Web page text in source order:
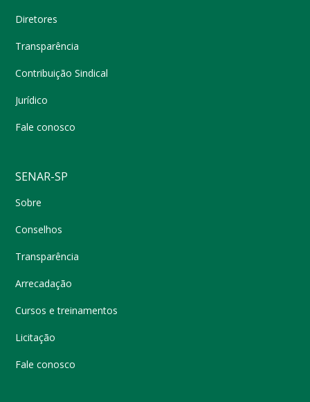
Diretores
Transparência
Contribuição Sindical
Jurídico
Fale conosco
SENAR-SP
Sobre
Conselhos
Transparência
Arrecadação
Cursos e treinamentos
Licitação
Fale conosco